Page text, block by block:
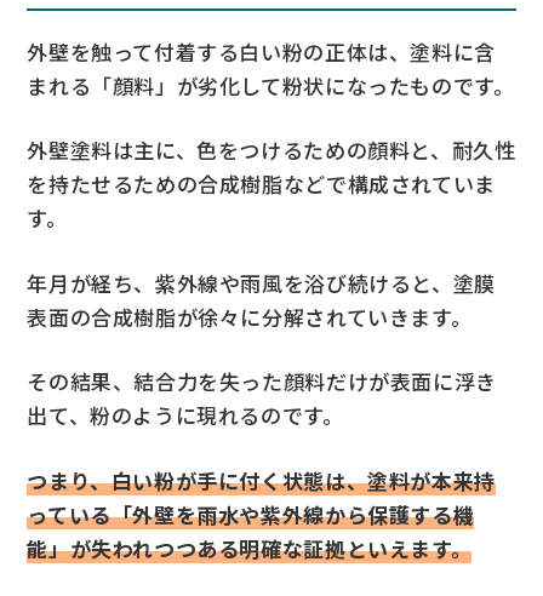
外壁を触って付着する白い粉の正体は、塗料に含
まれる「顔料」が劣化して粉状になったものです。
外壁塗料は主に、色をつけるための顔料と、耐久性
を持たせるための合成樹脂などで構成されていま
す。
年月が経ち、紫外線や雨風を浴び続けると、塗膜
表面の合成樹脂が徐々に分解されていきます。
その結果、結合力を失った顔料だけが表面に浮き
出て、粉のように現れるのです。
つまり、白い粉が手に付く状態は、塗料が本来持
っている「外壁を雨水や紫外線から保護する機
能」が失われつつある明確な証拠といえます。